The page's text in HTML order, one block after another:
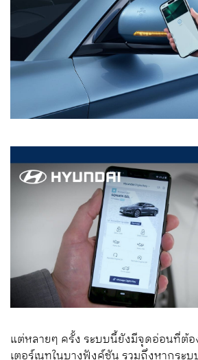
แต่หลายๆ ครั้ง ระบบนี้ยังมีจุดอ่อนที่
เตอร์เนทในบางฟังค์ชัน รวมถึงหากระ